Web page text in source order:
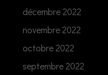
décembre 2022
novembre 2022
octobre 2022
septembre 2022